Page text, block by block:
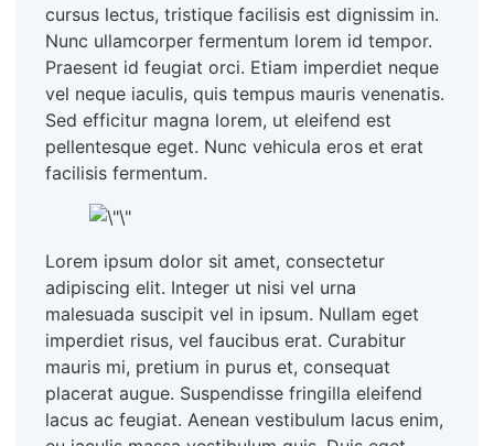
cursus lectus, tristique facilisis est dignissim in.
Nunc ullamcorper fermentum lorem id tempor.
Praesent id feugiat orci. Etiam imperdiet neque
vel neque iaculis, quis tempus mauris venenatis.
Sed efficitur magna lorem, ut eleifend est
pellentesque eget. Nunc vehicula eros et erat
facilisis fermentum.
Lorem ipsum dolor sit amet, consectetur
adipiscing elit. Integer ut nisi vel urna
malesuada suscipit vel in ipsum. Nullam eget
imperdiet risus, vel faucibus erat. Curabitur
mauris mi, pretium in purus et, consequat
placerat augue. Suspendisse fringilla eleifend
lacus ac feugiat. Aenean vestibulum lacus enim,